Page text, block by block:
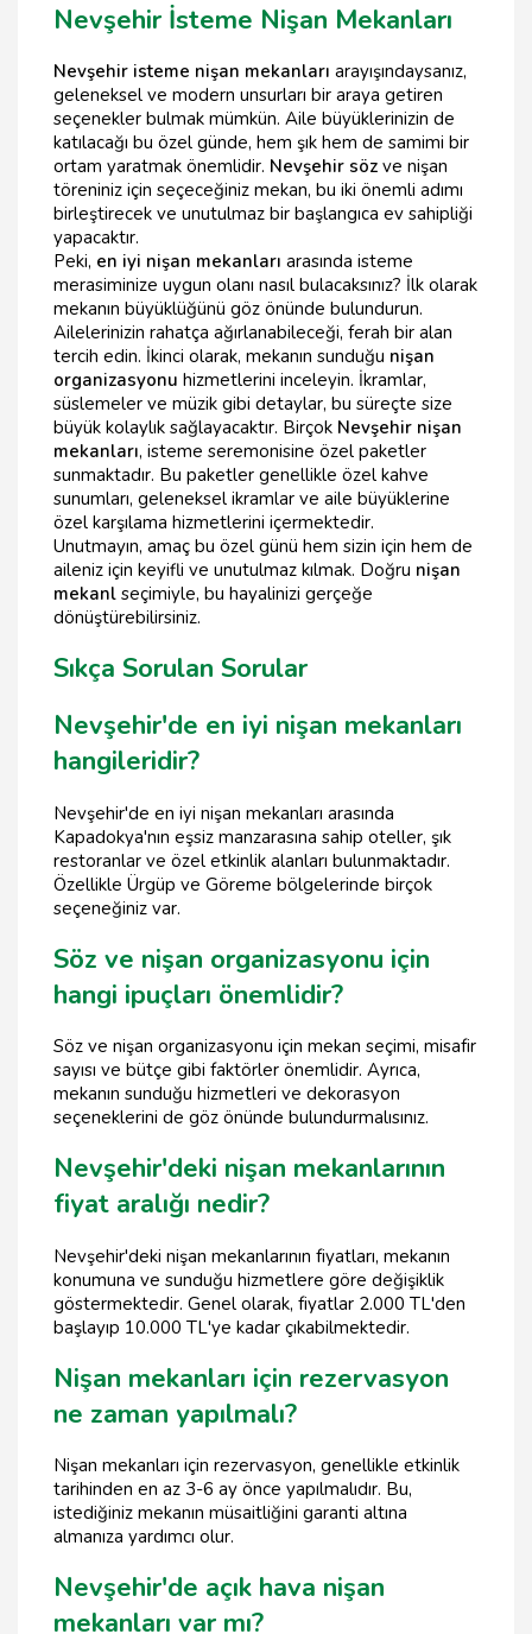
Nevşehir İsteme Nişan Mekanları
Nevşehir isteme nişan mekanları arayışındaysanız,
geleneksel ve modern unsurları bir araya getiren
seçenekler bulmak mümkün. Aile büyüklerinizin de
katılacağı bu özel günde, hem şık hem de samimi bir
ortam yaratmak önemlidir. Nevşehir söz ve nişan
töreniniz için seçeceğiniz mekan, bu iki önemli adımı
birleştirecek ve unutulmaz bir başlangıca ev sahipliği
yapacaktır.
Peki, en iyi nişan mekanları arasında isteme
merasiminize uygun olanı nasıl bulacaksınız? İlk olarak
mekanın büyüklüğünü göz önünde bulundurun.
Ailelerinizin rahatça ağırlanabileceği, ferah bir alan
tercih edin. İkinci olarak, mekanın sunduğu nişan
organizasyonu hizmetlerini inceleyin. İkramlar,
süslemeler ve müzik gibi detaylar, bu süreçte size
büyük kolaylık sağlayacaktır. Birçok Nevşehir nişan
mekanları, isteme seremonisine özel paketler
sunmaktadır. Bu paketler genellikle özel kahve
sunumları, geleneksel ikramlar ve aile büyüklerine
özel karşılama hizmetlerini içermektedir.
Unutmayın, amaç bu özel günü hem sizin için hem de
aileniz için keyifli ve unutulmaz kılmak. Doğru nişan
mekanl seçimiyle, bu hayalinizi gerçeğe
dönüştürebilirsiniz.
Sıkça Sorulan Sorular
Nevşehir'de en iyi nişan mekanları
hangileridir?
Nevşehir'de en iyi nişan mekanları arasında
Kapadokya'nın eşsiz manzarasına sahip oteller, şık
restoranlar ve özel etkinlik alanları bulunmaktadır.
Özellikle Ürgüp ve Göreme bölgelerinde birçok
seçeneğiniz var.
Söz ve nişan organizasyonu için
hangi ipuçları önemlidir?
Söz ve nişan organizasyonu için mekan seçimi, misafir
sayısı ve bütçe gibi faktörler önemlidir. Ayrıca,
mekanın sunduğu hizmetleri ve dekorasyon
seçeneklerini de göz önünde bulundurmalısınız.
Nevşehir'deki nişan mekanlarının
fiyat aralığı nedir?
Nevşehir'deki nişan mekanlarının fiyatları, mekanın
konumuna ve sunduğu hizmetlere göre değişiklik
göstermektedir. Genel olarak, fiyatlar 2.000 TL'den
başlayıp 10.000 TL'ye kadar çıkabilmektedir.
Nişan mekanları için rezervasyon
ne zaman yapılmalı?
Nişan mekanları için rezervasyon, genellikle etkinlik
tarihinden en az 3-6 ay önce yapılmalıdır. Bu,
istediğiniz mekanın müsaitliğini garanti altına
almanıza yardımcı olur.
Nevşehir'de açık hava nişan
mekanları var mı?